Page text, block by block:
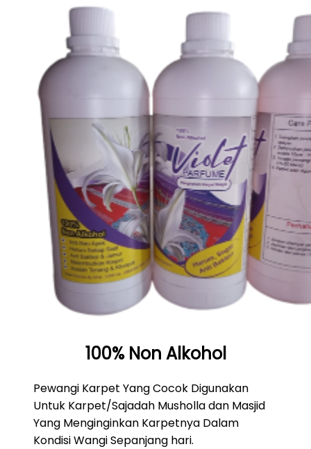
100% Non Alkohol
Pewangi Karpet Yang Cocok Digunakan
Untuk Karpet/Sajadah Musholla dan Masjid
Yang Menginginkan Karpetnya Dalam
Kondisi Wangi Sepanjang hari.